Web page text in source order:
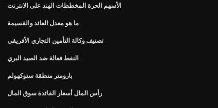
الأسهم الحرة المخططات الهند على الانترنت
ما هو معدل العائد والقسيمة
تصنيف وكالة التأمين التجاري الأفريقي
النفط فعالة ضد الصيد البري
بارومتر منطقة ستوكهولم
رأس المال أسعار الفائدة سوق المال